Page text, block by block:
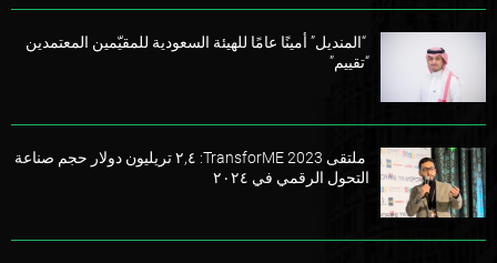
“المنديل” أمينًا عامًا للهيئة السعودية للمقيّمين المعتمدين
“تقييم”
ملتقى TransforME 2023: ٢,٤ تريليون دولار حجم صناعة
التحول الرقمي في ٢٠٢٤